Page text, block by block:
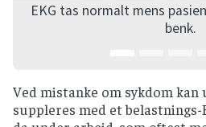
EKG tas normalt mens
benk.
Ved mistanke om sykdom kan
suppleres med et belastnings-